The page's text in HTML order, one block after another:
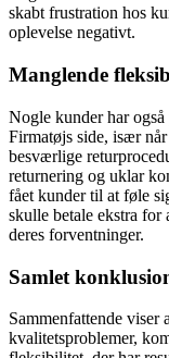
skabt frustration hos
oplevelse negativt.
Manglende
Nogle kunder har
Firmatøjs side, især
besværlige
returnering og uklar
fået kunder til at føle
skulle betale ekstra for
deres forventninger.
Samlet
Sammenfattende viser
kvalitetsproblemer,